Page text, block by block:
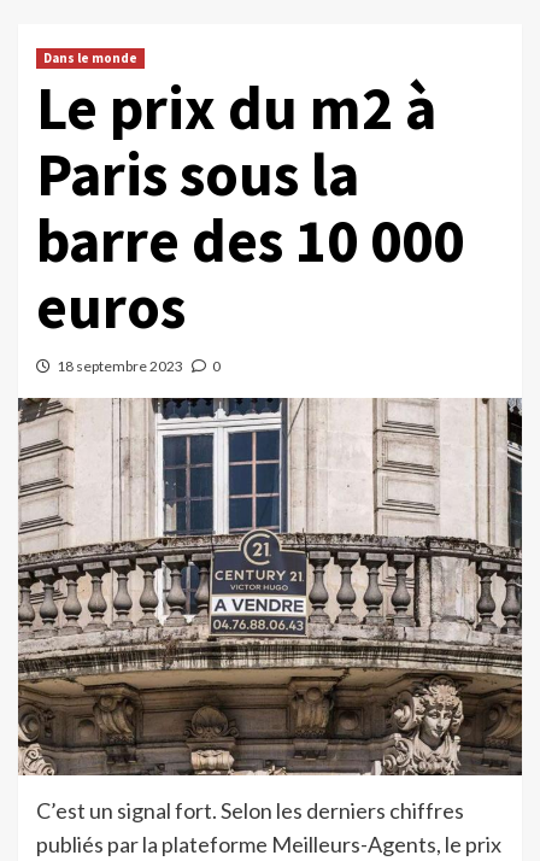
Dans le monde
Le prix du m2 à
Paris sous la
barre des 10 000
euros
18 septembre 2023 0
C’est un signal fort. Selon les derniers chiffres
publiés par la plateforme Meilleurs-Agents, le prix